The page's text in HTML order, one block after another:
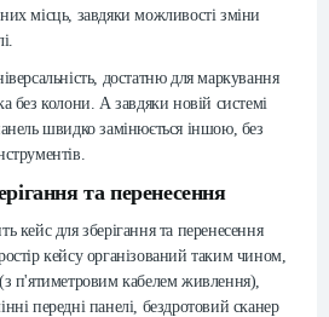
місць, завдяки можливості зміни
достатню для маркування
без колони. А завдяки новій системі
швидко замінюється іншою, без
та перенесення
кейс для зберігання та перенесення
кейсу організований таким чином,
п'ятиметровим кабелем живлення),
передні панелі, бездротовий сканер